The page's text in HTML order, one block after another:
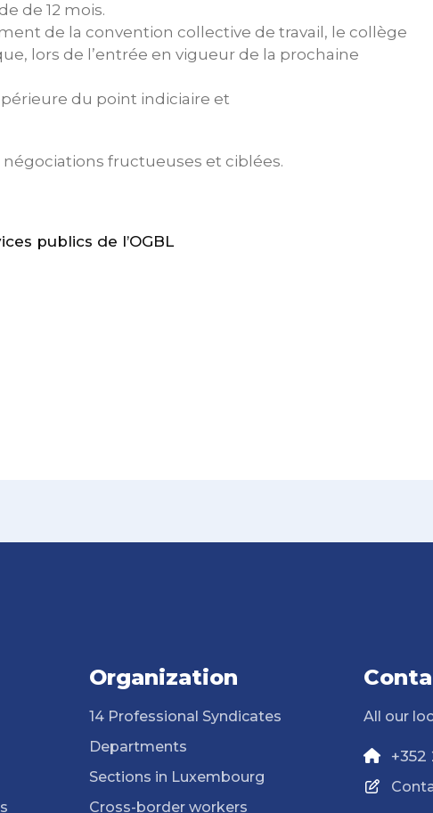
de 12 mois.
de la convention collective de travail, le collège
lors de l’entrée en vigueur de la prochaine
du point indiciaire et
fructueuses et ciblées.
publics de l’OGBL
Organization
14 Professional Syndicates
Departments
Sections in Luxembourg
Cross-border workers
All our
+352